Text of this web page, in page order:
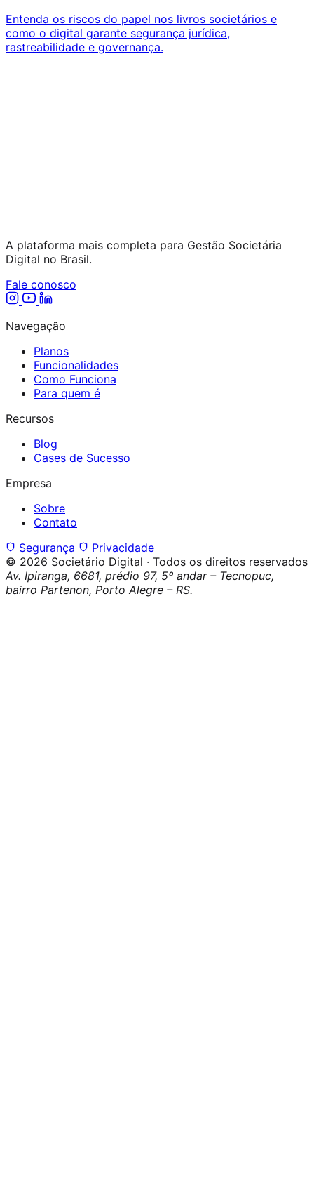
Entenda os riscos do papel nos livros societários e
como o digital garante segurança jurídica,
rastreabilidade e governança.
A plataforma mais completa para Gestão Societária
Digital no Brasil.
Fale conosco
Navegação
Planos
Funcionalidades
Como Funciona
Para quem é
Recursos
Blog
Cases de Sucesso
Empresa
Sobre
Contato
Segurança
Privacidade
© 2026 Societário Digital · Todos os direitos reservados
Av. Ipiranga, 6681, prédio 97, 5º andar – Tecnopuc,
bairro Partenon, Porto Alegre – RS.